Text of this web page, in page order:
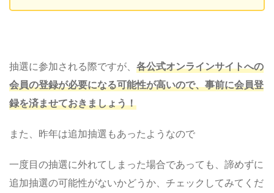
抽選に参加される際ですが、 各公式オンラインサイトへの
会員の登録が必要になる可能性が高いので、事前に会員登
録を済ませておきましょう！
また、昨年は追加抽選もあったようなので
一度目の抽選に外れてしまった場合であっても、諦めずに
追加抽選の可能性がないかどうか、チェックしてみてくだ